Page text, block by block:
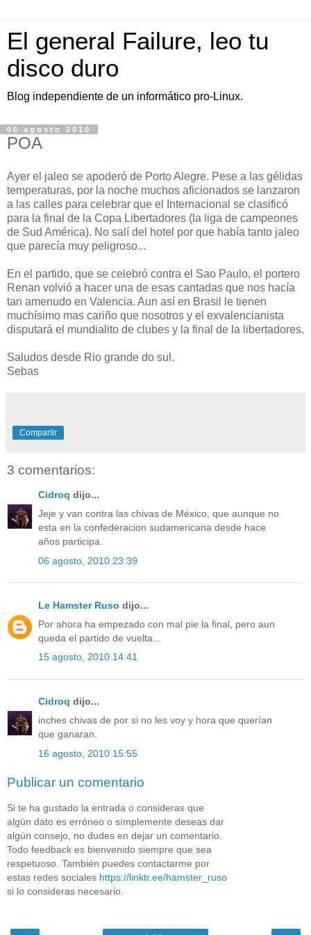
El general Failure, leo tu
disco duro
Blog independiente de un informático pro-Linux.
06 agosto 2010
POA
Ayer el jaleo se apoderó de Porto Alegre. Pese a las gélidas
temperaturas, por la noche muchos aficionados se lanzaron
a las calles para celebrar que el Internacional se clasificó
para la final de la Copa Libertadores (la liga de campeones
de Sud América). No salí del hotel por que había tanto jaleo
que parecía muy peligroso...
En el partido, que se celebró contra el Sao Paulo, el portero
Renan volvió a hacer una de esas cantadas que nos hacía
tan amenudo en Valencia. Aun así en Brasil le tienen
muchísimo mas cariño que nosotros y el exvalencianista
disputará el mundialito de clubes y la final de la libertadores.
Saludos desde Rio grande do sul.
Sebas
Compartir
3 comentarios:
Cidroq dijo...
Jeje y van contra las chivas de México, que aunque no
esta en la confederacion sudamericana desde hace
años participa.
06 agosto, 2010 23:39
Le Hamster Ruso dijo...
Por ahora ha empezado con mal pie la final, pero aun
queda el partido de vuelta...
15 agosto, 2010 14:41
Cidroq dijo...
inches chivas de por si no les voy y hora que querían
que ganaran.
16 agosto, 2010 15:55
Publicar un comentario
Si te ha gustado la entrada o consideras que
algún dato es erróneo o símplemente deseas dar
algún consejo, no dudes en dejar un comentario.
Todo feedback es bienvenido siempre que sea
respetuoso. También puedes contactarme por
estas redes sociales https://linktr.ee/hamster_ruso
si lo consideras necesario.